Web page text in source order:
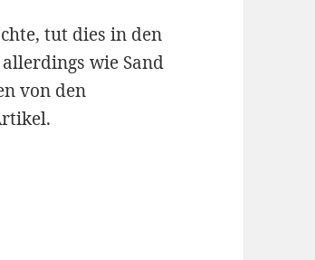
tut dies in den
wie Sand
von den